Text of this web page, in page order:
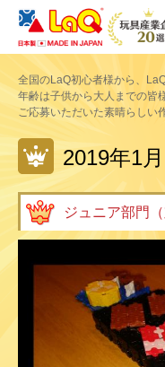
全国のLaQ初心者様から、
年齢は子供から大人までの皆
ご応募いただいた素晴らしい
2019年1
ジュニア部門